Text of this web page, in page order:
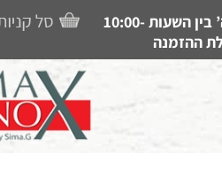
קנייה בחנות, איסוף עצמי, משלוחים ותמיכה זמין בין הימים א’-ה’ בין השעות 10:00-